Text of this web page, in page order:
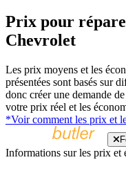
Prix pour
Chevrolet
Les prix moyens et les
présentées sont basés sur
donc créer une demande
votre prix réel et les
*Voir comment les prix et
Informations sur les prix et